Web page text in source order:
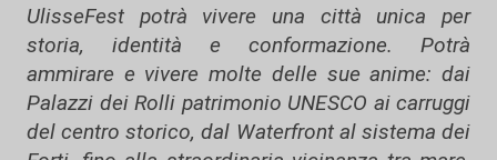
UlisseFest potrà vivere una città unica per
storia, identità e conformazione. Potrà
ammirare e vivere molte delle sue anime: dai
Palazzi dei Rolli patrimonio UNESCO ai carruggi
del centro storico, dal Waterfront al sistema dei